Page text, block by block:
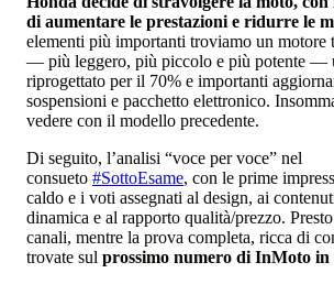
di aumentare le prestazioni e ridurre le
elementi più importanti troviamo un motore
— più leggero, più piccolo e più potente —
riprogettato per il 70% e importanti
sospensioni e pacchetto elettronico.
vedere con il modello precedente.
Di seguito, l’analisi “voce per voce” nel
consueto #SottoEsame, con le prime
caldo e i voti assegnati al design, ai
dinamica e al rapporto qualità/prezzo.
canali, mentre la prova completa, ricca di
trovate sul prossimo numero di InMoto in